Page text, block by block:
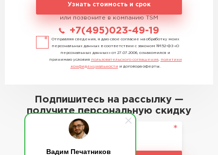
Вадим Печатников
Узнать стоимость и срок
или позвоните в компанию TSM
+7(495)023-49-19
Отправляя сведения, я даю свое согласие на обработку моих
персональных данных в соответствии с законом №152-ФЗ «О
персональных данных» от 27.07.2006, ознакомился и
принимаю условия пользовательского соглашения
политики
конфиденциальности и договора оферты.
Подпишитесь на рассылку —
получите персональную скидку